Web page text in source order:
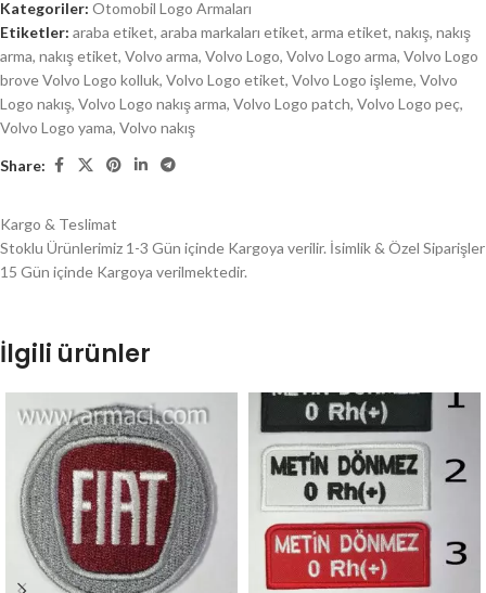
Kategoriler: Otomobil Logo Armaları
Etiketler: araba etiket, araba markaları etiket, arma etiket, nakış, nakış
arma, nakış etiket, Volvo arma, Volvo Logo, Volvo Logo arma, Volvo Logo
brove Volvo Logo kolluk, Volvo Logo etiket, Volvo Logo işleme, Volvo
Logo nakış, Volvo Logo nakış arma, Volvo Logo patch, Volvo Logo peç,
Volvo Logo yama, Volvo nakış
Share:
Kargo & Teslimat
Stoklu Ürünlerimiz 1-3 Gün içinde Kargoya verilir. İsimlik & Özel Siparişler
15 Gün içinde Kargoya verilmektedir.
İlgili ürünler